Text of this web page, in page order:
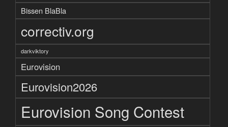
Bissen BlaBla
correctiv.org
darkviktory
Eurovision
Eurovision2026
Eurovision Song Contest